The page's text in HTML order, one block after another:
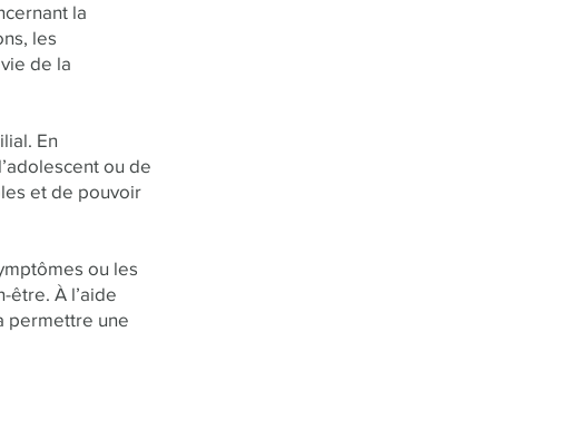
la
les
de la
En
ou de
et de pouvoir
ou les
être. À l’aide
permettre une